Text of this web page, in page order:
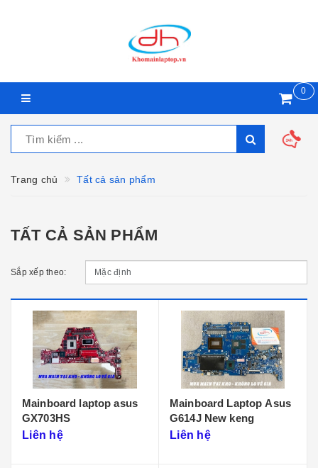
0
Trang chủ Tất cả sản phẩm
TẤT CẢ SẢN PHẨM
Sắp xếp theo:
Mainboard laptop asus
GX703HS
Liên hệ
Mainboard Laptop Asus
G614J New keng
Liên hệ